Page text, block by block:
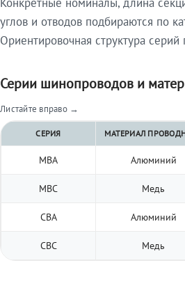
углов и отводов подбираются по
Ориентировочная структура
Серии шинопроводов и
Листайте вправо →
СЕРИЯ МАТЕРИАЛ
МВА Алюминий
МВС Медь
СВА Алюминий
СВС Медь